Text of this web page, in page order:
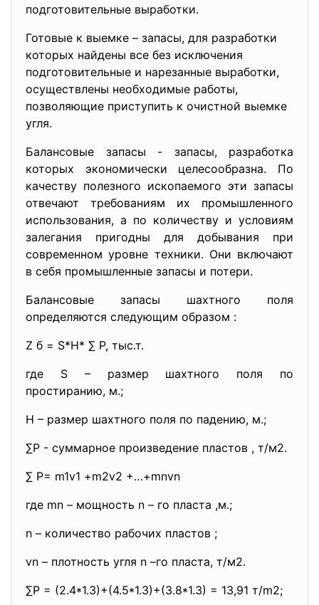
подготовительные выработки.
Готовые к выемке – запасы, для разработки
которых найдены все без исключения
подготовительные и нарезанные выработки,
осуществлены необходимые работы,
позволяющие приступить к очистной выемке
угля.
Балансовые запасы - запасы, разработка
которых экономически целесообразна. По
качеству полезного ископаемого эти запасы
отвечают требованиям их промышленного
использования, а по количеству и условиям
залегания пригодны для добывания при
современном уровне техники. Они включают
в себя промышленные запасы и потери.
Балансовые запасы шахтного поля
определяются следующим образом :
Z б = S*H* ∑ P, тыс.т.
где S – размер шахтного поля по
простиранию, м.;
H – размер шахтного поля по падению, м.;
∑Р - суммарное произведение пластов , т/м2.
∑ P= m1v1 +m2v2 +…+mnvn
где mn – мощность n – го пласта ,м.;
n – количество рабочих пластов ;
vn – плотность угля n –го пласта, т/м2.
∑Р = (2.4*1.3)+(4.5*1.3)+(3.8*1.3) = 13,91 т/m2;